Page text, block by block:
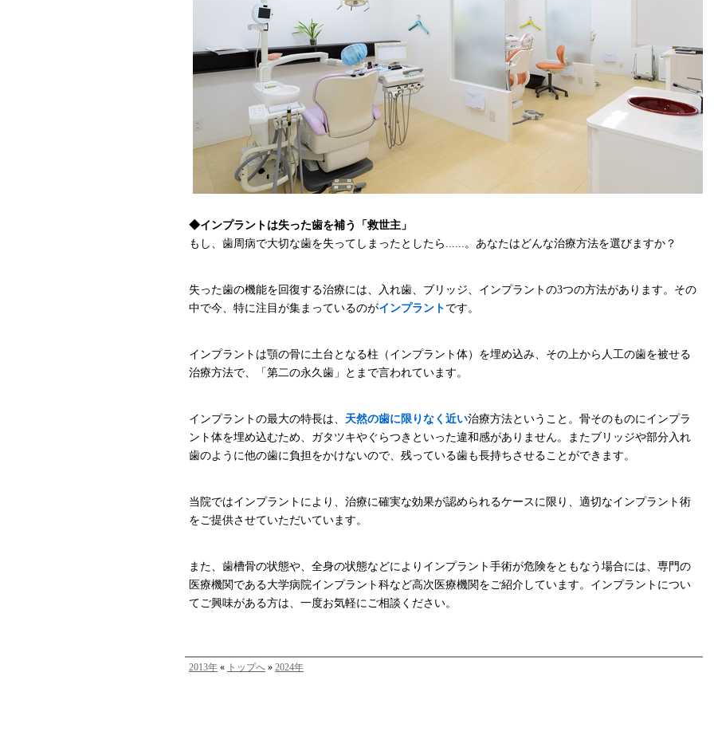
◆インプラントは失った歯を補う「救世主」
もし、歯周病で大切な歯を失ってしまったとしたら......。あなたはどんな治療方法を選びますか？
失った歯の機能を回復する治療には、入れ歯、ブリッジ、インプラントの3つの方法があります。その
中で今、特に注目が集まっているのがインプラント です。
インプラントは顎の骨に土台となる柱（インプラント体）を埋め込み、その上から人工の歯を被せる
治療方法で、「第二の永久歯」とまで言われています。
インプラントの最大の特長は、 天然の歯に限りなく近い治療方法ということ。骨そのものにインプラ
ント体を埋め込むため、ガタツキやぐらつきといった違和感がありません。またブリッジや部分入れ
歯のように他の歯に負担をかけないので、残っている歯も長持ちさせることができます。
当院ではインプラントにより、治療に確実な効果が認められるケースに限り、適切なインプラント術
をご提供させていただいています。
また、歯槽骨の状態や、全身の状態などによりインプラント手術が危険をともなう場合には、専門の
医療機関である大学病院インプラント科など高次医療機関をご紹介しています。インプラントについ
てご興味がある方は、一度お気軽にご相談ください。
2013年 « トップへ » 2024年